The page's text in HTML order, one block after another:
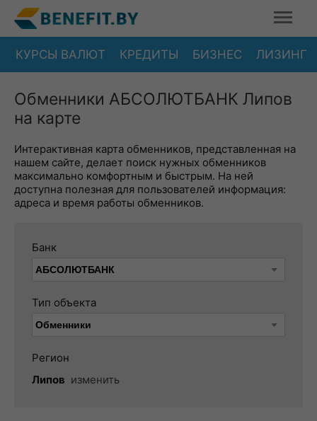
КУРСЫ ВАЛЮТ КРЕДИТЫ БИЗНЕС ЛИЗИНГ
Обменники АБСОЛЮТБАНК Липов
на карте
Интерактивная карта обменников, представленная на
нашем сайте, делает поиск нужных обменников
максимально комфортным и быстрым. На ней
доступна полезная для пользователей информация:
адреса и время работы обменников.
Банк
Тип объекта
Регион
Липов изменить